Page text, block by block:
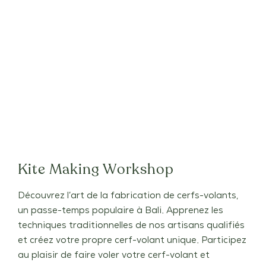
Kite Making Workshop
Découvrez l’art de la fabrication de cerfs-volants,
un passe-temps populaire à Bali. Apprenez les
techniques traditionnelles de nos artisans qualifiés
et créez votre propre cerf-volant unique. Participez
au plaisir de faire voler votre cerf-volant et